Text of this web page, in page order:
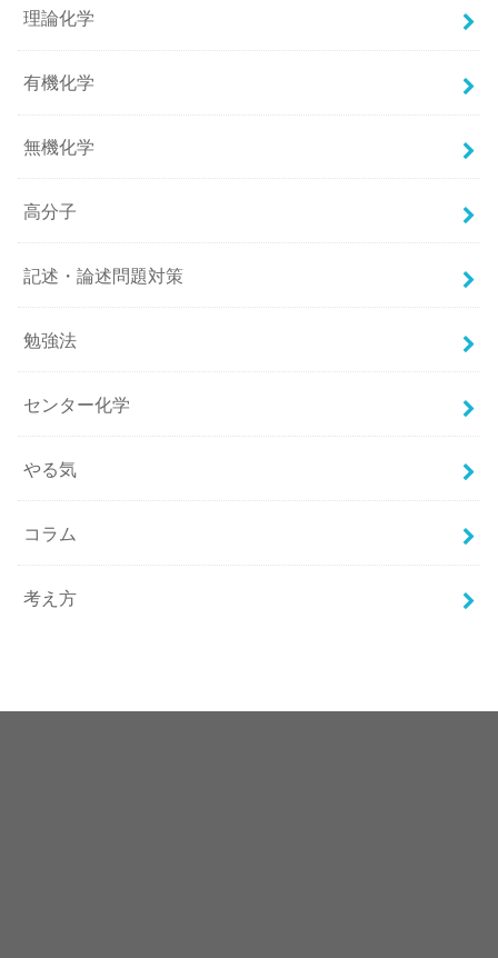
理論化学
有機化学
無機化学
高分子
記述・論述問題対策
勉強法
センター化学
やる気
コラム
考え方